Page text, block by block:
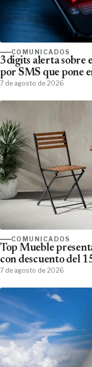
COMUNICADOS
3digits alerta sobre
por SMS que pone
7 de agosto de 2026
COMUNICADOS
Top Mueble
con descuento del
7 de agosto de 2026